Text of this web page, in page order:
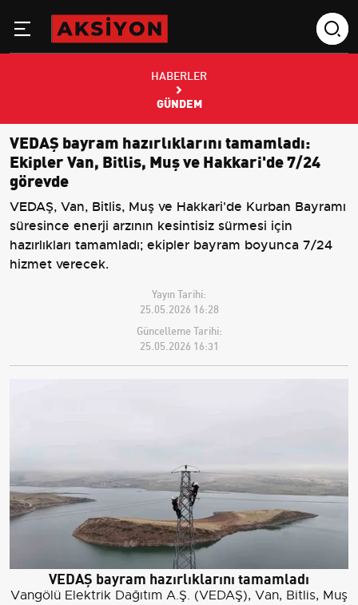
HABERLER
GÜNDEM
VEDAŞ bayram hazırlıklarını tamamladı:
Ekipler Van, Bitlis, Muş ve Hakkari'de 7/24
görevde
VEDAŞ, Van, Bitlis, Muş ve Hakkari'de Kurban Bayramı
süresince enerji arzının kesintisiz sürmesi için
hazırlıkları tamamladı; ekipler bayram boyunca 7/24
hizmet verecek.
Yayın Tarihi:
25.05.2026 16:28
Güncelleme Tarihi:
25.05.2026 16:31
VEDAŞ bayram hazırlıklarını tamamladı
Vangölü Elektrik Dağıtım A.Ş. (VEDAŞ), Van, Bitlis, Muş